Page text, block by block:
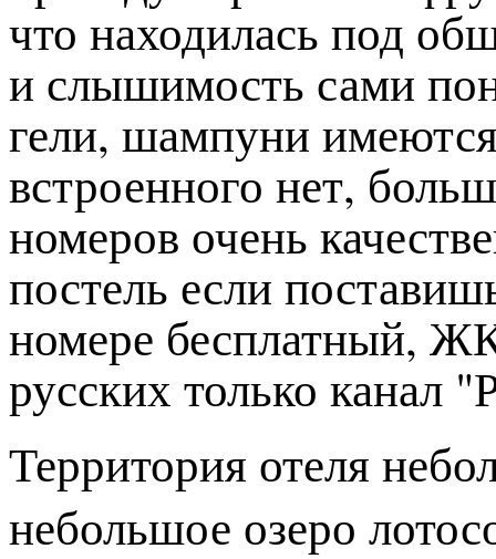
что находилась под
и слышимость сами
гели, шампуни
встроенного нет,
номеров очень
постель если
номере бесплатный,
русских только канал
Территория отеля
небольшое озеро